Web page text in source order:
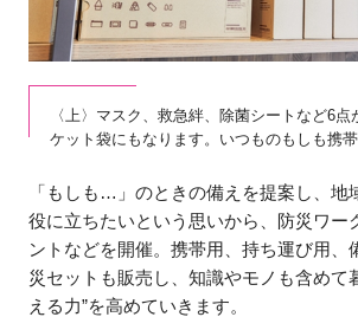
〈上〉マスク、救急絆、除菌シートなど6
ケット袋にもなります。いつものもしも携
「もしも…」のときの備えを提案し、地
役に立ちたいという思いから、防災ワー
ントなどを開催。携帯用、持ち運び用、
災セットも販売し、知識やモノも含めて
える力”を高めていきます。